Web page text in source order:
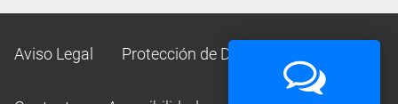
Aviso Legal Protección de Datos